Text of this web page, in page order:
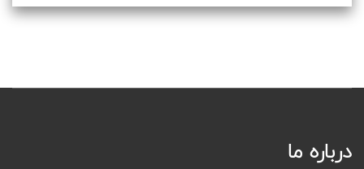
درباره ما